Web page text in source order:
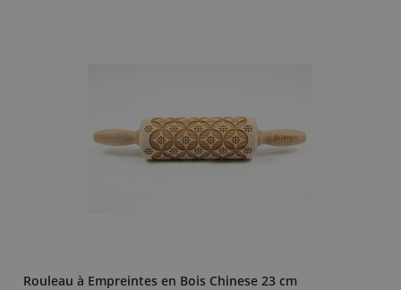
Rouleau à Empreintes en Bois Chinese 23 cm